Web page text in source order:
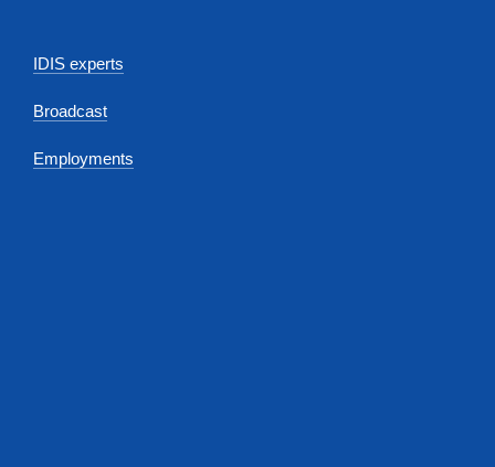
IDIS experts
Broadcast
Employments